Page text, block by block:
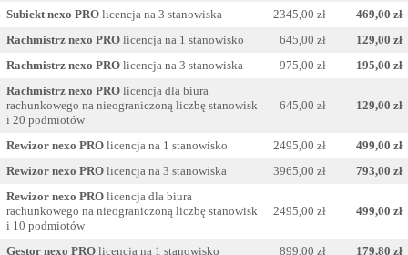
Subiekt nexo PROlicencja na 3 stanowiska 2345,00 zł
469,00 zł
Rachmistrz nexo PROlicencja na 1 stanowisko 645,00 zł
129,00 zł
Rachmistrz nexo PROlicencja na 3 stanowiska 975,00 zł
195,00 zł
Rachmistrz nexo PROlicencja dla biura
rachunkowego na nieograniczoną liczbę stanowisk
i 20 podmiotów
645,00 zł 129,00 zł
Rewizor nexo PROlicencja na 1 stanowisko 2495,00 zł
499,00 zł
Rewizor nexo PROlicencja na 3 stanowiska 3965,00 zł
793,00 zł
Rewizor nexo PROlicencja dla biura
rachunkowego na nieograniczoną liczbę stanowisk
i 10 podmiotów
2495,00 zł 499,00 zł
Gestor nexo PROlicencja na 1 stanowisko 899,00 zł
179,80 zł